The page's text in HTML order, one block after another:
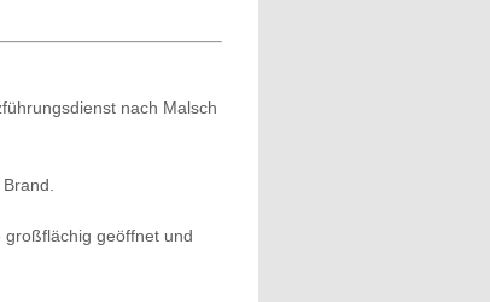
nach Malsch
geöffnet und